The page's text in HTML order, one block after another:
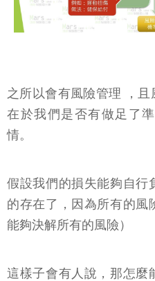
之所以會有風險管理 ，
在於我們是否有做足了
情。
假設我們的損失能夠自行
的存在了，因為所有的風
能夠決解所有的風險）
這樣子會有人說，那怎麼